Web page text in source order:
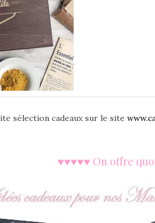
sélection cadeaux sur le site
♥♥♥♥♥ On offre